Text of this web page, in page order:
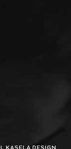
KASELA DESIGN